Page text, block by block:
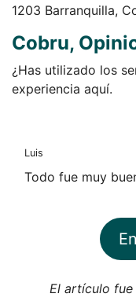
1203 Barranquilla,
Cobru,
¿Has utilizado los
experiencia aquí.
Luis
Todo fue muy
El artículo